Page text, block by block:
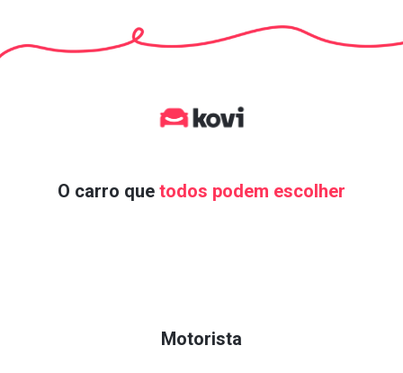
O carro que todos podem escolher
Motorista